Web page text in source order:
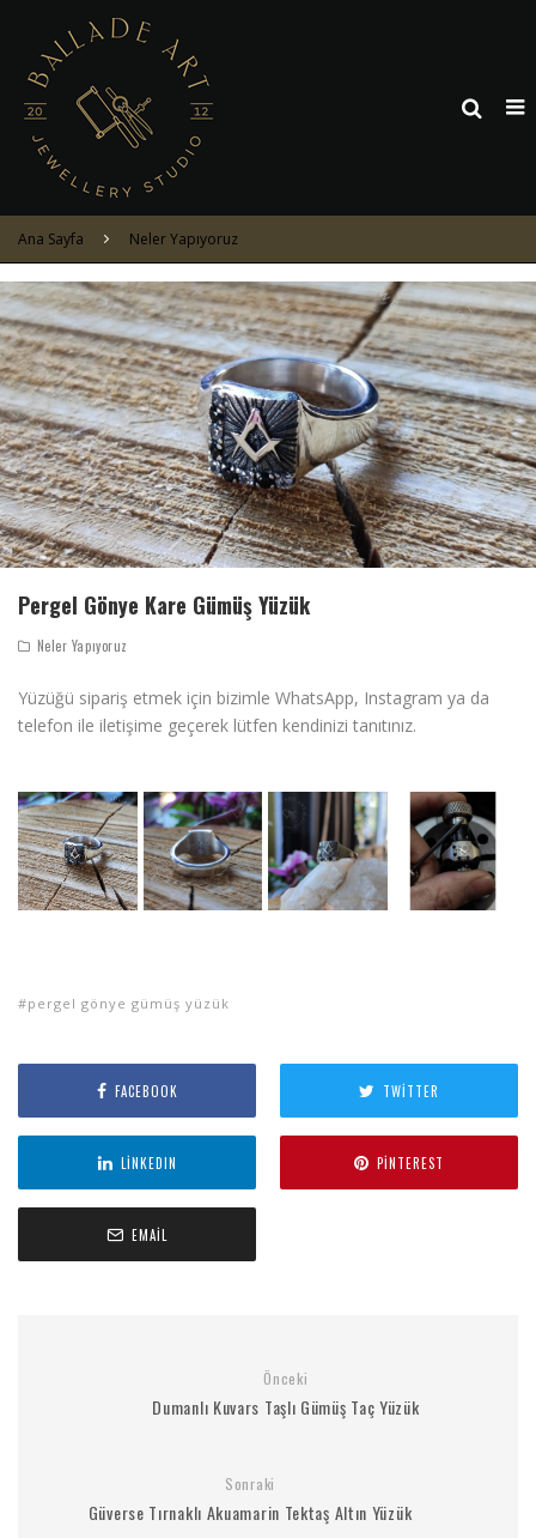
Ana Sayfa Neler Yapıyoruz
Pergel Gönye Kare Gümüş Yüzük
Neler Yapıyoruz
Yüzüğü sipariş etmek için bizimle WhatsApp, Instagram ya da
telefon ile iletişime geçerek lütfen kendinizi tanıtınız.
pergel gönye gümüş yüzük
FACEBOOK TWITTER
LINKEDIN PINTEREST
EMAIL
Önceki
Dumanlı Kuvars Taşlı Gümüş Taç Yüzük
Sonraki
Güverse Tırnaklı Akuamarin Tektaş Altın Yüzük